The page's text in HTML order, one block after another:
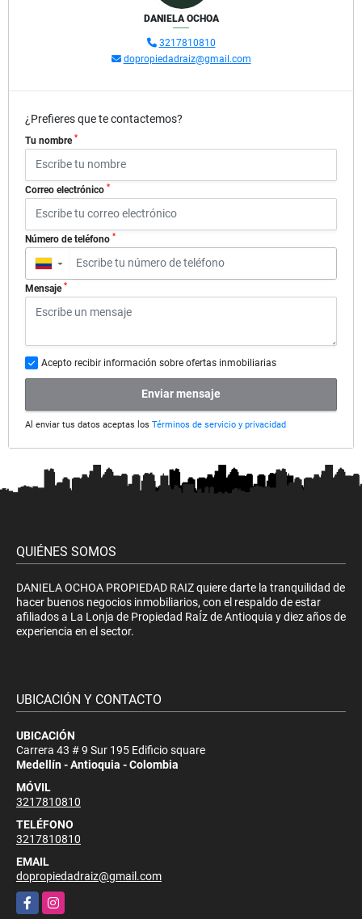
DANIELA OCHOA
3217810810
dopropiedadraiz@gmail.com
¿Prefieres que te contactemos?
Tu nombre *
Correo electrónico *
Número de teléfono *
▼
Mensaje *
Acepto recibir información sobre ofertas inmobiliarias
Enviar mensaje
Al enviar tus datos aceptas los Términos de servicio y privacidad
QUIÉNES SOMOS
DANIELA OCHOA PROPIEDAD RAIZ quiere darte la tranquilidad de
hacer buenos negocios inmobiliarios, con el respaldo de estar
afiliados a La Lonja de Propiedad RaÍz de Antioquia y diez años de
experiencia en el sector.
UBICACIÓN Y CONTACTO
UBICACIÓN
Carrera 43 # 9 Sur 195 Edificio square
Medellín - Antioquia - Colombia
MÓVIL
3217810810
TELÉFONO
3217810810
EMAIL
dopropiedadraiz@gmail.com
FacebookInstagram